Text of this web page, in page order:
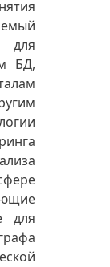
для
БД,
для